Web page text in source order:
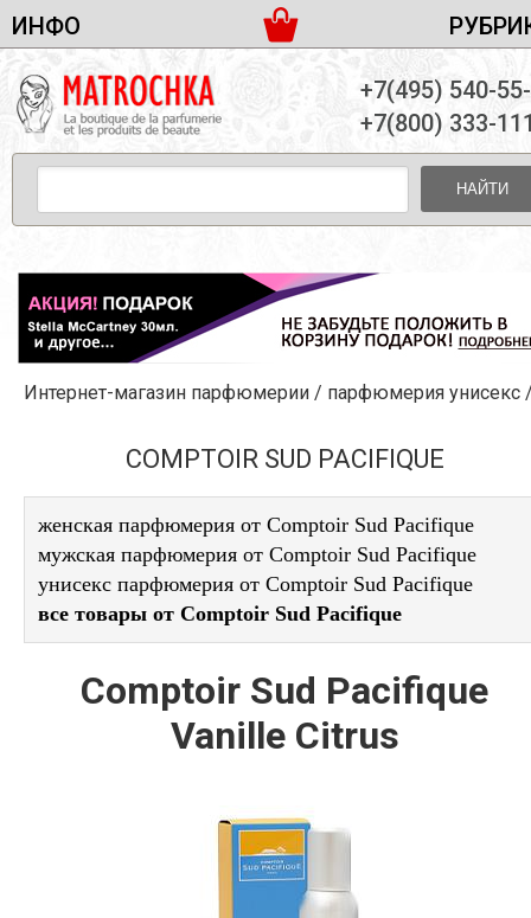
ИНФО
ДОСТАВКА И ОПЛАТА
ПАРТНЕРСТВО
КОНТАКТЫ
ЖЕНСКАЯ ПАРФЮМЕРИЯ
МУЖСКАЯ ПАРФЮМЕРИЯ
УНИСЕКС ПАРФЮМЕРИЯ
ЖЕНСКИЕ НАБОРЫ
МУЖСКИЕ НАБОРЫ
УНИСЕКС НАБОРЫ
УХОД ЗА ЛИЦОМ
УХОД ЗА ТЕЛОМ
ДЕКОРАТИВНАЯ КОСМЕТИКА
+7(495) 540-
+7(800) 333-
НАЙТИ
Интернет-магазин парфюмерии / парфюмерия унисекс
COMPTOIR SUD PACIFIQUE
женская парфюмерия от Comptoir Sud Pacifique
мужская парфюмерия от Comptoir Sud Pacifique
унисекс парфюмерия от Comptoir Sud Pacifique
все товары от Comptoir Sud Pacifique
Comptoir Sud Pacifique
Vanille Citrus